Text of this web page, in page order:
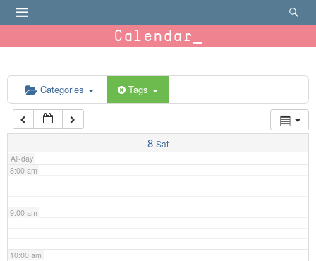
Calendar
Categories Tags
8 Sat
All-day
6:00 am
7:00 am
8:00 am
9:00 am
10:00 am